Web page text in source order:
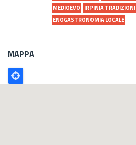
MEDIOEVO
IRPINIA TRADIZIONI
ENOGASTRONOMIA LOCALE
MAPPA
Poligono
GEO